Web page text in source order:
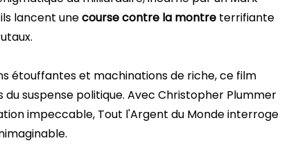
lancent unecourse contre la montre terrifiante
étouffantes et machinations de riche, ce film
suspense politique. Avec Christopher Plummer
impeccable, Tout l'Argent du Monde interroge